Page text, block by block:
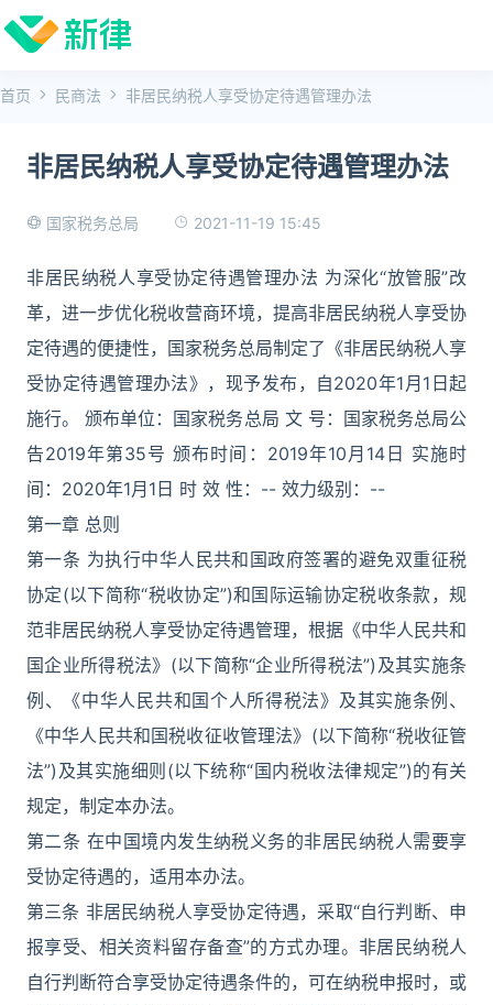
首页 民商法 非居民纳税人享受协定待遇管理办法
非居民纳税人享受协定待遇管理办法
国家税务总局 2021-11-19 15:45
非居民纳税人享受协定待遇管理办法 为深化“放管服”改
革，进一步优化税收营商环境，提高非居民纳税人享受协
定待遇的便捷性，国家税务总局制定了《非居民纳税人享
受协定待遇管理办法》，现予发布，自2020年1月1日起
施行。 颁布单位：国家税务总局 文 号：国家税务总局公
告2019年第35号 颁布时间：2019年10月14日 实施时
间：2020年1月1日 时 效 性：-- 效力级别：--
第一章 总则
第一条 为执行中华人民共和国政府签署的避免双重征税
协定(以下简称“税收协定”)和国际运输协定税收条款，规
范非居民纳税人享受协定待遇管理，根据《中华人民共和
国企业所得税法》(以下简称“企业所得税法”)及其实施条
例、《中华人民共和国个人所得税法》及其实施条例、
《中华人民共和国税收征收管理法》(以下简称“税收征管
法”)及其实施细则(以下统称“国内税收法律规定”)的有关
规定，制定本办法。
第二条 在中国境内发生纳税义务的非居民纳税人需要享
受协定待遇的，适用本办法。
第三条 非居民纳税人享受协定待遇，采取“自行判断、申
报享受、相关资料留存备查”的方式办理。非居民纳税人
自行判断符合享受协定待遇条件的，可在纳税申报时，或